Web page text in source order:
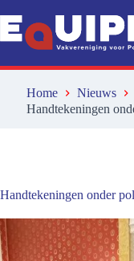
naar
de
inhoud
Home
Nieuws
Handtekeningen
Handtekeningen onder